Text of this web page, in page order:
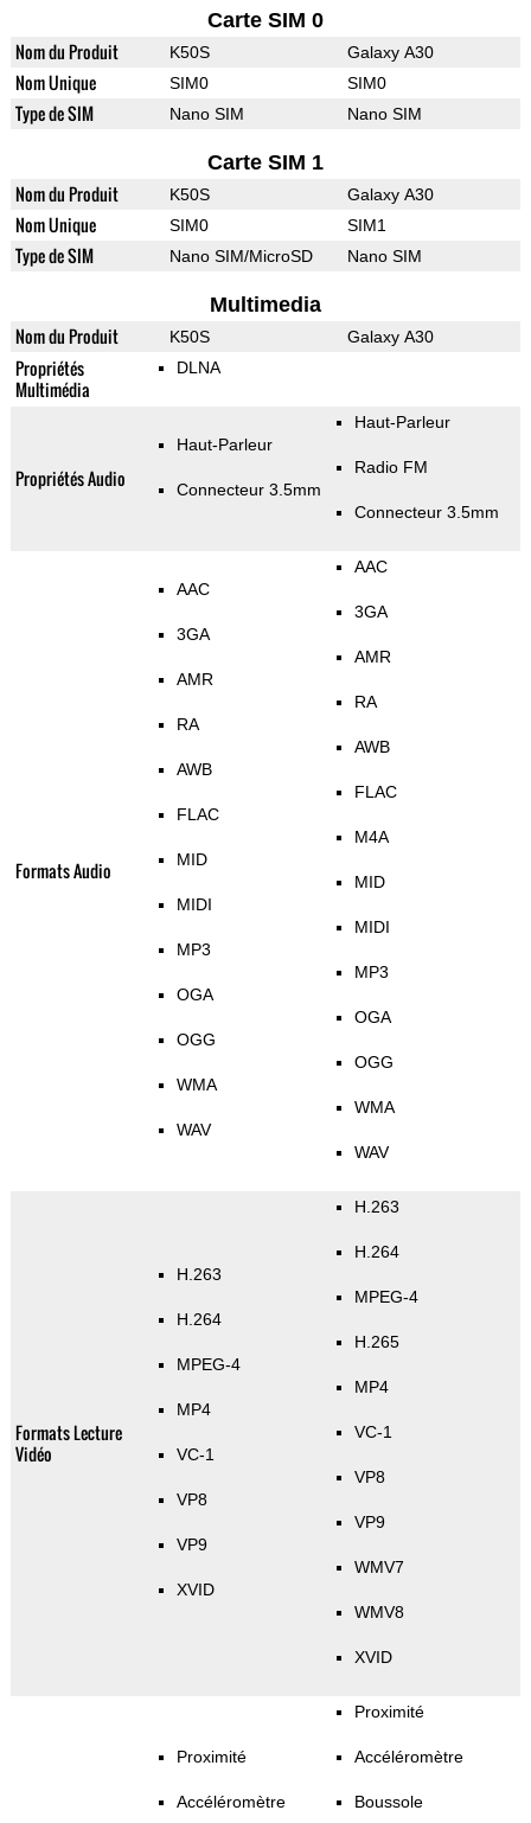
Carte SIM 0
Nom du Produit K50S Galaxy A30
Nom Unique SIM0 SIM0
Type de SIM Nano SIM Nano SIM
Carte SIM 1
Nom du Produit K50S Galaxy A30
Nom Unique SIM0 SIM1
Type de SIM Nano SIM/MicroSD Nano SIM
Multimedia
Nom du Produit K50S Galaxy A30
Propriétés
Multimédia
DLNA
Propriétés Audio
Haut-Parleur
Connecteur 3.5mm
Haut-Parleur
Radio FM
Connecteur 3.5mm
Formats Audio
AAC
3GA
AMR
RA
AWB
FLAC
MID
MIDI
MP3
OGA
OGG
WMA
WAV
AAC
3GA
AMR
RA
AWB
FLAC
M4A
MID
MIDI
MP3
OGA
OGG
WMA
WAV
Formats Lecture
Vidéo
H.263
H.264
MPEG-4
MP4
VC-1
VP8
VP9
XVID
H.263
H.264
MPEG-4
H.265
MP4
VC-1
VP8
VP9
WMV7
WMV8
XVID
Proximité
Accéléromètre
Proximité
Accéléromètre
Boussole